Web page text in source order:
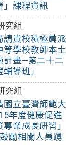
」課程資訊
究組
請貴校積極薦派
等學校教師本土
計畫—第二十二
導班」
究組
國立臺灣師範大
年度健康促進
業成長研習」
勵相關人員踴